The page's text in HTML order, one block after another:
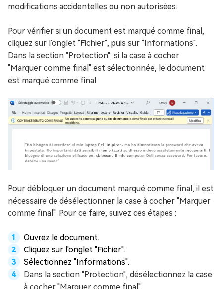
modifications accidentelles ou non autorisées.
Pour vérifier si un document est marqué comme final,
cliquez sur l'onglet "Fichier", puis sur "Informations".
Dans la section "Protection", si la case à cocher
"Marquer comme final" est sélectionnée, le document
est marqué comme final.
Pour débloquer un document marqué comme final, il est
nécessaire de désélectionner la case à cocher "Marquer
comme final". Pour ce faire, suivez ces étapes :
Ouvrez le document.
Cliquez sur l'onglet "Fichier".
Sélectionnez "Informations".
Dans la section "Protection", désélectionnez la case
à cocher "Marquer comme final".